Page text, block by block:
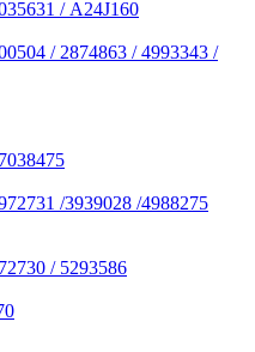
/ A24J160
/ 2874863 / 4993343 /
/3939028 /4988275
/ 5293586